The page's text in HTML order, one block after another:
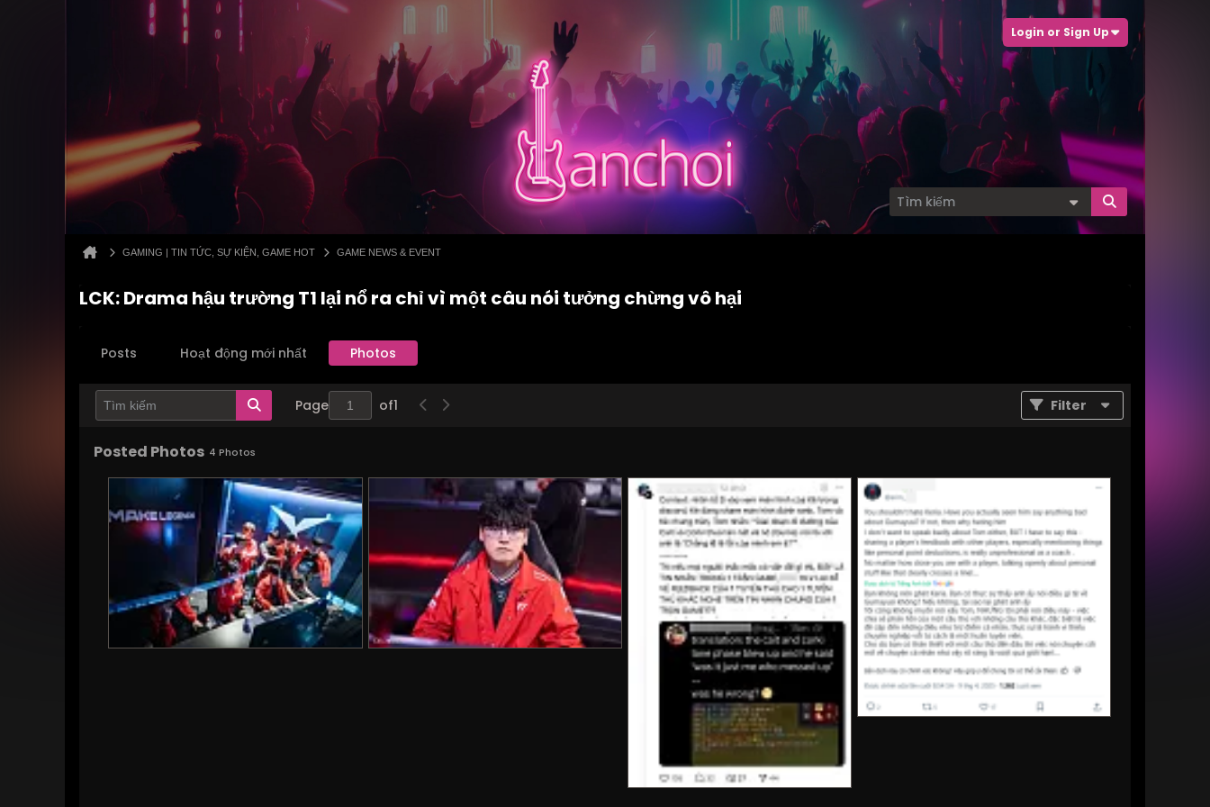
Login or Sign Up
GAMING | TIN TỨC, SỰ KIỆN, GAME HOT GAME NEWS & EVENT
LCK: Drama hậu trường T1 lại nổ ra chỉ vì một câu nói tưởng chừng vô hại
Posts Hoạt động mới nhất Photos
Page of1 Filter
Posted Photos 4 Photos